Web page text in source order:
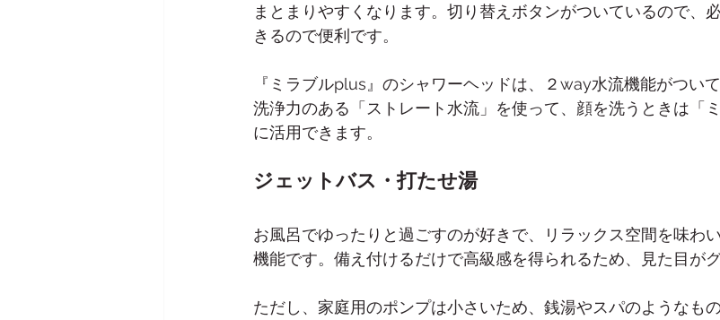
まとまりやすくなります。切り替えボタンがついているので、
きるので便利です。
『ミラブルplus』のシャワーヘッドは、２way水流機能がつい
洗浄力のある「ストレート水流」を使って、顔を洗うときは「
に活用できます。
ジェットバス・打たせ湯
お風呂でゆったりと過ごすのが好きで、リラックス空間を味わ
機能です。備え付けるだけで高級感を得られるため、見た目が
ただし、家庭用のポンプは小さいため、銭湯やスパのようなも